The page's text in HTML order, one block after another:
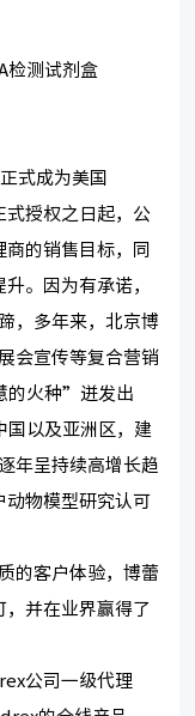
检测试剂盒
式成为美国
式授权之日起，公
的销售目标，同
。因为有承诺，
，多年来，北京博
会宣传等复合营销
的火种”迸发出
以及亚洲区，建
年呈持续高增长趋
动物模型研究认可
的客户体验，博蕾
并在业界赢得了
公司一级代理